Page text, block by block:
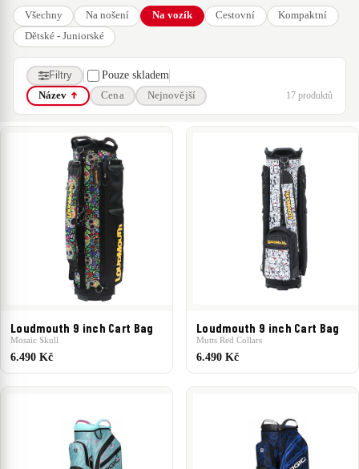
tento typ bagu umístit. Při výběru proto není tolik nutné dbát na jeho
váhu. Klíčovými parametry jsou vybavenost bagu, množství oddílů v
pořadači na hole, množství a objem kapes, různé vychytávky -
termokapsa, držáky týček a míčků, atd...
Všechny Na nošení Na vozík Cestovní
Kompaktní
Dětské - Juniorské
Filtry Pouze skladem
Název Cena Nejnovější 17 produktů
Loudmouth Masters Golf PXG
– 14 490 Kč
14 490 Kč
Loudmouth 9 inch Cart Bag
Mosaic Skull
6.490 Kč
Loudmouth 9 inch Cart Bag
Mutts Red Collars
6.490 Kč